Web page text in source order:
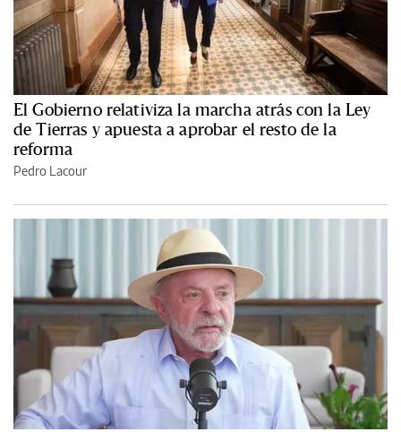
El Gobierno relativiza la marcha atrás con la Ley
de Tierras y apuesta a aprobar el resto de la
reforma
Pedro Lacour